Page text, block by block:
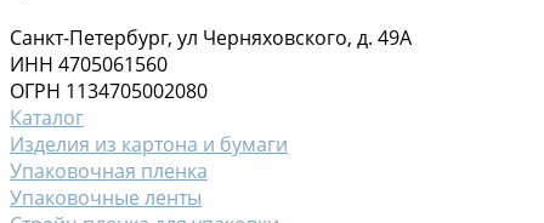
Санкт-Петербург, ул Черняховского, д. 49А
ИНН 4705061560
ОГРН 1134705002080
Каталог
Изделия из картона и бумаги
Упаковочная пленка
Упаковочные ленты